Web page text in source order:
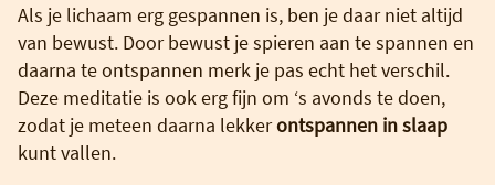
Als je lichaam erg gespannen is, ben je daar niet altijd
van bewust. Door bewust je spieren aan te spannen en
daarna te ontspannen merk je pas echt het verschil.
Deze meditatie is ook erg fijn om ‘s avonds te doen,
zodat je meteen daarna lekkerontspannen in slaap
kunt vallen.